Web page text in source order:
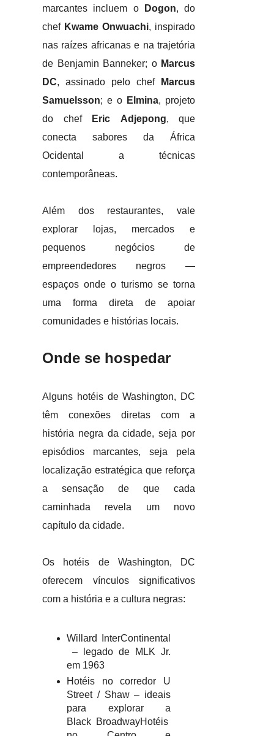
marcantes incluem o Dogon, do
chef Kwame Onwuachi, inspirado
nas raízes africanas e na trajetória
de Benjamin Banneker; o Marcus
DC, assinado pelo chef
Marcus
Samuelsson; e o Elmina, projeto
do chef
Eric Adjepong, que
conecta sabores da África
Ocidental a técnicas
contemporâneas.
Além dos restaurantes, vale
explorar lojas, mercados e
pequenos negócios de
empreendedores negros —
espaços onde o turismo se torna
uma forma direta de apoiar
comunidades e histórias locais.
Onde se hospedar
Alguns hotéis de Washington, DC
têm conexões diretas com a
história negra da cidade, seja por
episódios marcantes, seja pela
localização estratégica que reforça
a sensação de que cada
caminhada revela um novo
capítulo da cidade.
Os hotéis de Washington, DC
oferecem vínculos significativos
com a história e a cultura negras:
Willard InterContinental
– legado de MLK Jr.
em 1963
Hotéis no corredor U
Street / Shaw – ideais
para explorar a
Black BroadwayHotéis